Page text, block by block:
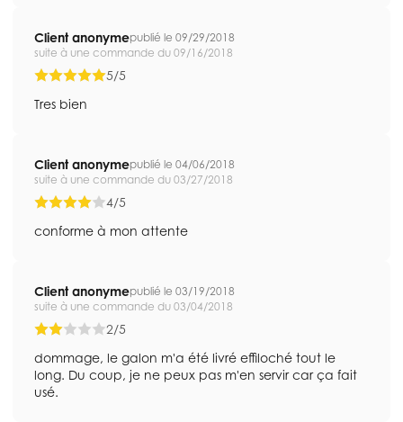
Client anonymepublié le 09/29/2018
suite à une commande du 09/16/2018
5/5
Tres bien
Client anonymepublié le 04/06/2018
suite à une commande du 03/27/2018
4/5
conforme à mon attente
Client anonymepublié le 03/19/2018
suite à une commande du 03/04/2018
2/5
dommage, le galon m'a été livré effiloché tout le
long. Du coup, je ne peux pas m'en servir car ça fait
usé.